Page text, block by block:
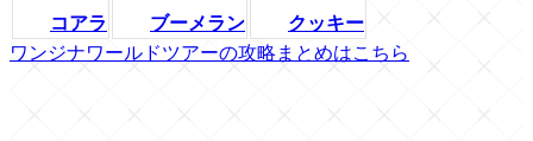
コアラ ブーメラン
クッキー
ワンジナワールドツアーの攻略まとめはこちら